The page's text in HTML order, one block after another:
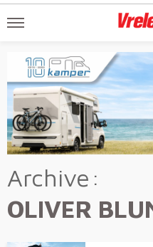
Archive
OLIVER